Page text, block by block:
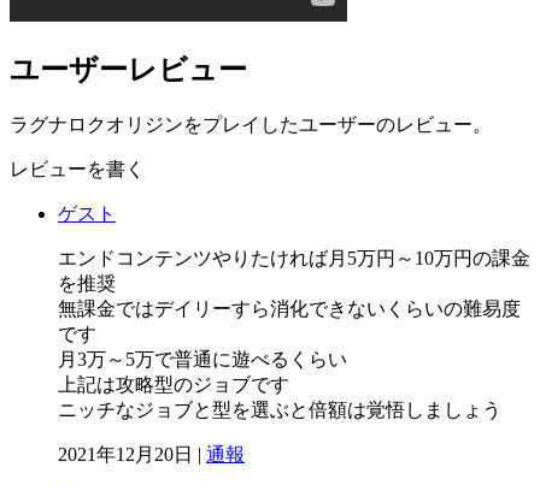
ユーザーレビュー
ラグナロクオリジンをプレイしたユーザーのレビュー。
レビューを書く
ゲスト
エンドコンテンツやりたければ月5万円～10万円の課金
を推奨
無課金ではデイリーすら消化できないくらいの難易度
です
月3万～5万で普通に遊べるくらい
上記は攻略型のジョブです
ニッチなジョブと型を選ぶと倍額は覚悟しましょう
2021年12月20日 | 通報